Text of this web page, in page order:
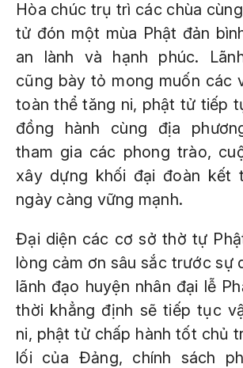
Hòa chúc trụ trì các chùa
tử đón một mùa Phật đản
an lành và hạnh phúc.
cũng bày tỏ mong muốn các
toàn thể tăng ni, phật tử tiếp
đồng hành cùng địa
tham gia các phong trào,
xây dựng khối đại đoàn kết
ngày càng vững mạnh.
Đại diện các cơ sở thờ tự
lòng cảm ơn sâu sắc trước sự
lãnh đạo huyện nhân đại lễ
thời khẳng định sẽ tiếp tục
ni, phật tử chấp hành tốt chủ
lối của Đảng, chính sách